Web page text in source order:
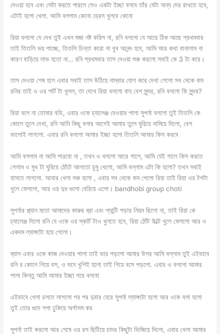
দেওয়া হবে এবং সেটা করতে পারলে সেও একটা ইচ্ছা বলবে তাঁর যেটা অন্য দের রাখতে হবে,
এটাই হলো খেলা. আমি বললাম কেনো ড্রেস খুলবে কেনো
রিয়া বললো যে দেখ তুই এখন মজা নষ্ট করিস না, রনি বললো যে আরে ঠিক আছে প্রথমবার
তাই তিতলি ভয় পাচ্ছে, তিতলি চিন্তা করো না খুব আনন্দ হবে, আমি আর কথা বানালাম না
কারণ বাড়িয়ে লাভ হতো না… রনি প্রথমবার তাস দেওয়া শুরু করলো সবাই কে 3 টা করে।
তাস দেওয়া শেষ হলে এবার সবাই তাস উঠিয়ে নাম্বার যোগ করে দেখা গেলো সব থেকে কম
রনির তাই ও ওর শার্ট টা খুলল, তা দেখে রিয়া বললো বাহ বেশ সুন্দর, রনি বললো কি সুন্দর?
রিয়া বলে না তোমার বডি, এবার ওকে চ্যালেঞ্জ দেওয়ার পালা সুপর্না বললো তুই তিতলি কে
কোলে তুলে দেখা, রনি আমি কিছু বলার আগেই আমায় তুলে ঘুরিয়ে নামিয়ে দিলো, বেশ
ভালোই লাগলো. এবার রনি বললো আমার ইচ্ছা হলো তিতলি আমায় কিস করবে
আমি বললাম না আমি পারবো না , তখন ও বললো আরে গালে, আমি যেই গালে কিস করতে
গেলাম ও মুখ টা ঘুরিয়ে ঠোঁটে আলতো চুমু খেলো, আমি বল্লাম এটা কি হলো? তখন সবাই
হাসতে লাগলো. আবার খেলা শুরু হলো , এবার সব থেকে কম পেলো রিয়া তাই রিয়া ওর টপটা
খুলে ফেললো, আর ওর দুধ গুলো বেরিয়ে এলো। bandhobi group choti
সুপর্নার প্ল্যান মতো আমাদের কারুর ব্রা এবং প্যান্টি পড়ার নিয়ম ছিলো না, তাই রিয়া কে
চ্যালেঞ্জ দিলো রনি যে ওকে ওর স্কার্ট টাও খুলতে হবে, রিয়া ঠোঁট উল্টে খুলে ফেললো আর ও
একদম ল্যাঙ্গটো হয়ে গেলো।
ব্যাস এবার ওকে কাজ দেওয়ার পালা তাই ভার পড়লো আমার উপর আমি বল্লাম তুই এইভাবে
রনি র কোলে গিয়ে বস, ও শুনে খুশিই হলো তাই গিয়ে বসে পড়লো. এবার ও বললো আমার
পালা কিন্তু আমি আমার ইচ্ছা পরে বলবো
এইভাবে খেলা চলতে লাগলো পর পর দুবার হেরে সুপর্না ল্যাঙ্গটো হলো আর ওকে বলা হলো
তুই তোর গুদে শশা ঢুকিয়ে অর্গাসম কর
সুপর্না তাই করলো আর শেষে ওর রস ছিটিয়ে চাদর কিছুটা ভিজিয়ে দিলো, এবার খেলা আমার